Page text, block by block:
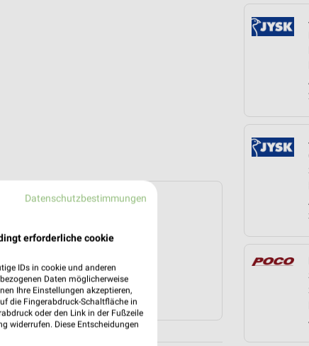
Datenschutzbestimmungen
erforderliche cookie
IDs in cookie und anderen
Daten möglicherweise
Ihre Einstellungen akzeptieren,
die Fingerabdruck-Schaltfläche in
oder den Link in der Fußzeile
widerrufen. Diese Entscheidungen